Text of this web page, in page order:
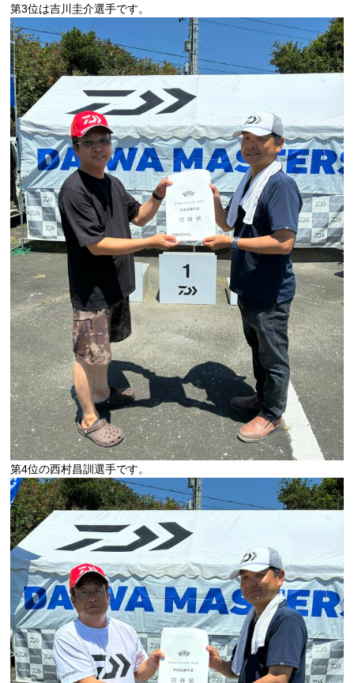
第3位は吉川圭介選手です。
第4位の西村昌訓選手です。